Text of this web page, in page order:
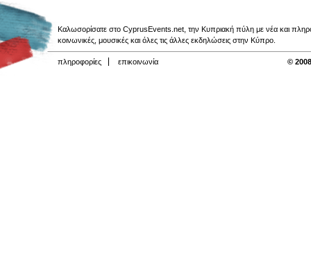
Καλωσορίσατε στο CyprusEvents.net, την Κυπριακή πύλη με νέα και
κοινωνικές, μουσικές και όλες τις άλλες εκδηλώσεις στην Κύπρο.
πληροφορίες επικοινωνία ©